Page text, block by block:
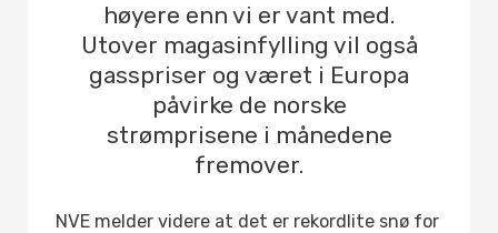
høyere enn vi er vant med.
Utover magasinfylling vil også
gasspriser og været i Europa
påvirke de norske
strømprisene i månedene
fremover.
NVE melder videre at det er rekordlite snø for